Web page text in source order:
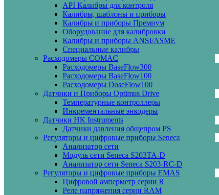
API Калибры для контроля
Калибры, шаблоны и приборы
Калибры и приборы Премиум
Оборудование для калибровки
Калибры и приборы ANSI/ASME
Специальные калибры
Расходомеры COMAC
Расходомеры BaseFlow300
Расходомеры BaseFlow100
Расходомеры DoseFlow100
Датчики и Приборы Optimus Drive
Температурные контроллеры
Инкрементальные энкодеры
Датчики HK Instruments
Датчики давления общепром PS
Регуляторы и цифровые приборы Seneca
Анализатор сети
Модуль сети Seneca S203TA-D
Анализатор сети Seneca S203-RC-D
Регуляторы и цифровые приборы EMAS
Цифровой амперметр серии R
Реле напряжения серии RAM